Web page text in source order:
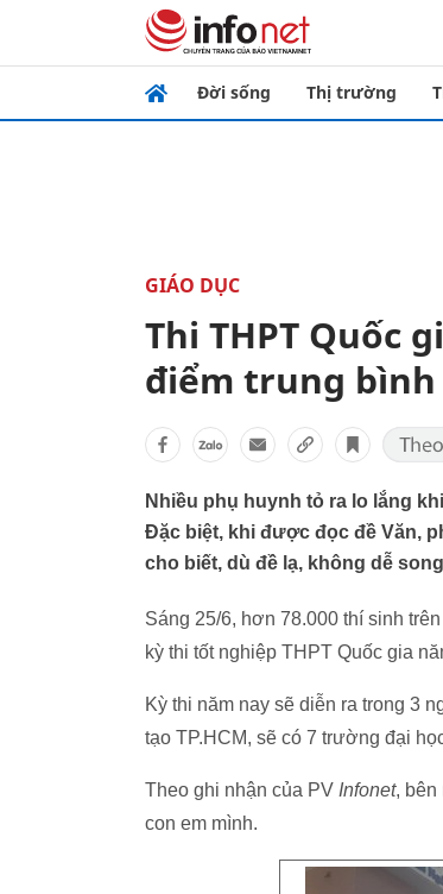
Đời sống Thị trường
GIÁO DỤC
Thi THPT Quốc
điểm trung
Nhiều phụ huynh tỏ ra lo lắng
Đặc biệt, khi được đọc đề Văn,
cho biết, dù đề lạ, không dễ
Sáng 25/6, hơn 78.000 thí sinh
kỳ thi tốt nghiệp THPT Quốc gia
Kỳ thi năm nay sẽ diễn ra trong 3
tạo TP.HCM, sẽ có 7 trường đại
Theo ghi nhận của PV Infonet, bên
con em mình.